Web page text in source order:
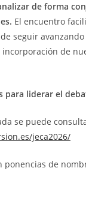
de forma
El encuentro
seguir avanzando
de
para liderar el
se puede
jeca2026/
ponencias de